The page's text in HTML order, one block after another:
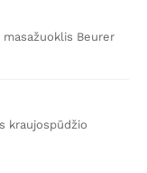
masažuoklis Beurer
kraujospūdžio